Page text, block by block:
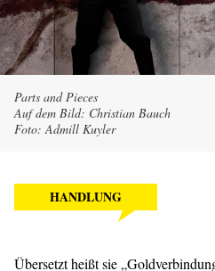
Parts and Pieces
Auf dem Bild: Christian Bauch
Foto: Admill Kuyler
HANDLUNG
Übersetzt heißt sie